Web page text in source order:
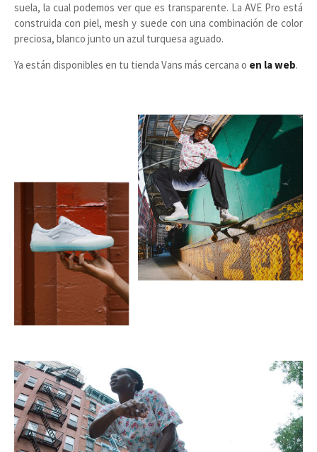
suela, la cual podemos ver que es transparente. La AVE Pro está
construida con piel, mesh y suede con una combinación de color
preciosa, blanco junto un azul turquesa aguado.
Ya están disponibles en tu tienda Vans más cercana o en la web.